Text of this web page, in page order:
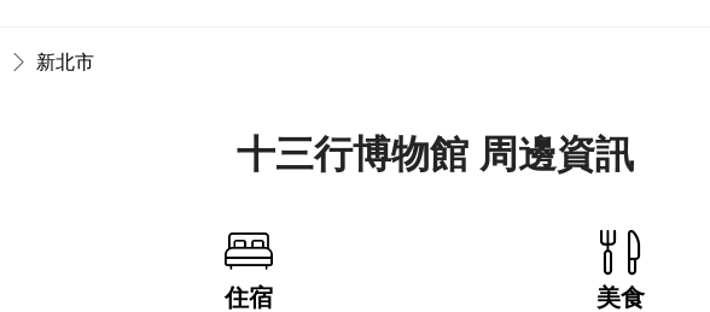
新北市
十三行博物館 周邊資訊
住宿 美食